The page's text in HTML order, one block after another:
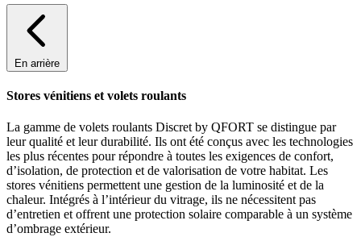
En arrière
Stores vénitiens et volets roulants
La gamme de volets roulants Discret by QFORT se distingue par
leur qualité et leur durabilité. Ils ont été conçus avec les technologies
les plus récentes pour répondre à toutes les exigences de confort,
d’isolation, de protection et de valorisation de votre habitat. Les
stores vénitiens permettent une gestion de la luminosité et de la
chaleur. Intégrés à l’intérieur du vitrage, ils ne nécessitent pas
d’entretien et offrent une protection solaire comparable à un système
d’ombrage extérieur.